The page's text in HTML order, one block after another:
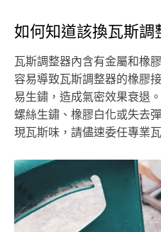
如何知道該換瓦斯調
瓦斯調整器內含有金屬和橡
容易導致瓦斯調整器的橡膠
易生鏽，造成氣密效果衰退
螺絲生鏽、橡膠白化或失去
現瓦斯味，請儘速委任專業